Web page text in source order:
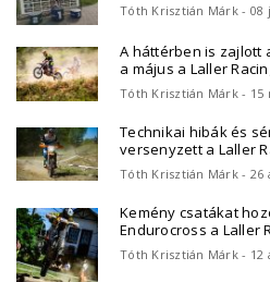
Tóth Krisztián Márk - 08
A háttérben is zajlott
a május a Laller
Tóth Krisztián Márk - 15
Technikai hibák és
versenyzett a Laller
Tóth Krisztián Márk - 26
Kemény csatákat
Endurocross a Laller
Tóth Krisztián Márk - 12